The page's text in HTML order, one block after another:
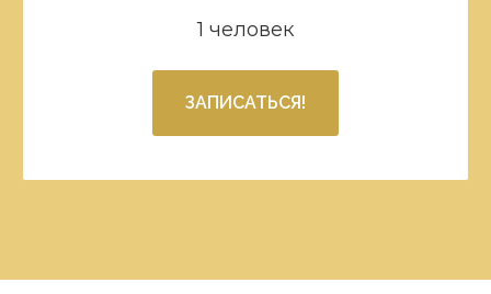
1 человек
ЗАПИСАТЬСЯ!